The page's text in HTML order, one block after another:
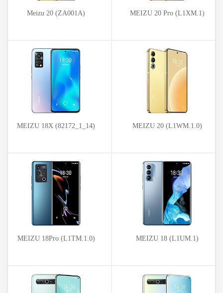
MEIZU 20 Pro (L1XM.1)
Meizu 20 (ZA001A)
MEIZU 20 (L1WM.1.0)
MEIZU 18X (82172_1_14)
MEIZU 18 (L1UM.1)
MEIZU 18Pro (L1TM.1.0)